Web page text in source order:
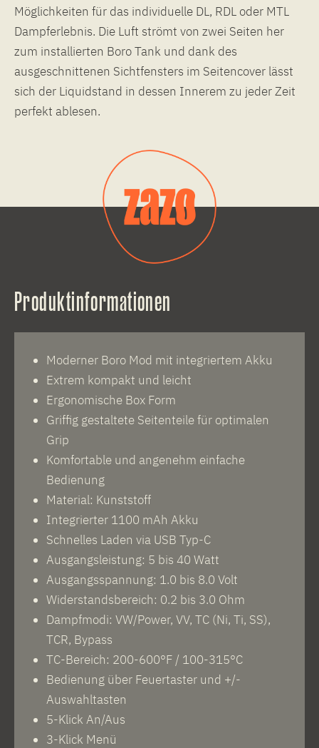
Möglichkeiten für das individuelle DL, RDL oder MTL
Dampferlebnis. Die Luft strömt von zwei Seiten her
zum installierten Boro Tank und dank des
ausgeschnittenen Sichtfensters im Seitencover lässt
sich der Liquidstand in dessen Innerem zu jeder Zeit
perfekt ablesen.
Produktinformationen
Moderner Boro Mod mit integriertem Akku
Extrem kompakt und leicht
Ergonomische Box Form
Griffig gestaltete Seitenteile für optimalen
Grip
Komfortable und angenehm einfache
Bedienung
Material: Kunststoff
Integrierter 1100 mAh Akku
Schnelles Laden via USB Typ-C
Ausgangsleistung: 5 bis 40 Watt
Ausgangsspannung: 1.0 bis 8.0 Volt
Widerstandsbereich: 0.2 bis 3.0 Ohm
Dampfmodi: VW/Power, VV, TC (Ni, Ti, SS),
TCR, Bypass
TC-Bereich: 200-600°F / 100-315°C
Bedienung über Feuertaster und +/-
Auswahltasten
5-Klick An/Aus
3-Klick Menü